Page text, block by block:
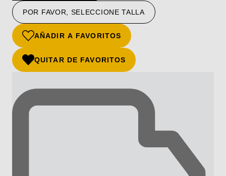
POR FAVOR, SELECCIONE TALLA
AÑADIR A FAVORITOS
QUITAR DE FAVORITOS